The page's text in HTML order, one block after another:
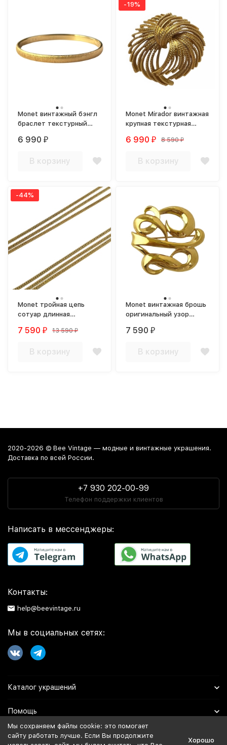
Monet винтажный бэнгл
браслет текстурный
6 990 ₽
В корзину
-19%
Monet Mirador винтажная
крупная текстурная
6 990 ₽ 8 590 ₽
В корзину
-44%
Monet тройная цепь
сотуар длинная
7 590 ₽ 13 590 ₽
В корзину
Monet винтажная брошь
оригинальный узор
7 590 ₽
В корзину
2020-2026 © Bee Vintage — модные и винтажные украшения.
Доставка по всей России.
+7 930 202-00-99
Телефон поддержки клиентов
Написать в мессенджеры:
Контакты:
help@beevintage.ru
Мы в социальных сетях:
Каталог украшений
Помощь
Информация
Мы сохраняем файлы cookie: это помогает
сайту работать лучше. Если Вы продолжите
Хорошо